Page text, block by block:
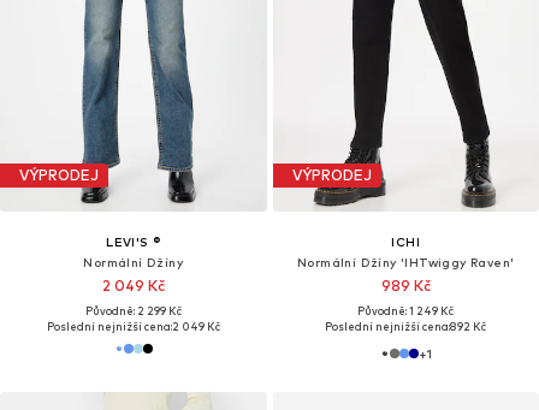
VÝPRODEJ
LEVI'S ®
Normální Džíny
2 049 Kč
Původně: 2 299 Kč
Poslední nejnižší cena:2 049 Kč
VÝPRODEJ
ICHI
Normální Džíny 'IHTwiggy Raven'
989 Kč
Původně: 1 249 Kč
Poslední nejnižší cena:892 Kč
+1